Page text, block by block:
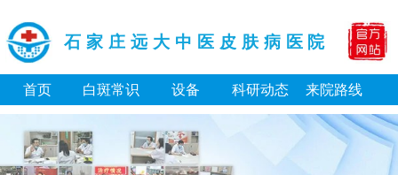
石家庄远大中医皮肤病医院
首页 白斑常识 设备 科研动态 来院路线